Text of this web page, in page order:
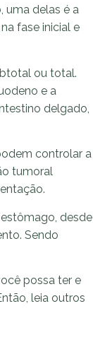
uma delas é a
fase inicial e
ou total.
e a
delgado,
controlar a
tumoral
desde
Sendo
possa ter e
leia outros